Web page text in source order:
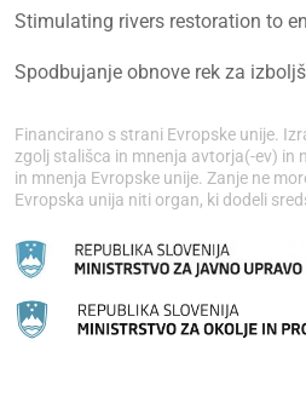
Stimulating rivers restoration to
Spodbujanje obnove rek za
Financirano s strani Evropske unije.
zgolj stališca in mnenja avtorja(-ev) in
in mnenja Evropske unije. Zanje ne
Evropska unija niti organ, ki dodeli